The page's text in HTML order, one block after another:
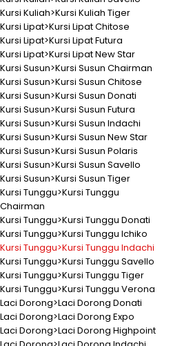
Kursi Kuliah>Kursi Kuliah Tiger
Kursi Lipat>Kursi Lipat Chitose
Kursi Lipat>Kursi Lipat Futura
Kursi Lipat>Kursi Lipat New Star
Kursi Susun>Kursi Susun Chairman
Kursi Susun>Kursi Susun Chitose
Kursi Susun>Kursi Susun Donati
Kursi Susun>Kursi Susun Futura
Kursi Susun>Kursi Susun Indachi
Kursi Susun>Kursi Susun New Star
Kursi Susun>Kursi Susun Polaris
Kursi Susun>Kursi Susun Savello
Kursi Susun>Kursi Susun Tiger
Kursi Tunggu>Kursi Tunggu
Chairman
Kursi Tunggu>Kursi Tunggu Donati
Kursi Tunggu>Kursi Tunggu Ichiko
Kursi Tunggu>Kursi Tunggu Indachi
Kursi Tunggu>Kursi Tunggu Savello
Kursi Tunggu>Kursi Tunggu Tiger
Kursi Tunggu>Kursi Tunggu Verona
Laci Dorong>Laci Dorong Donati
Laci Dorong>Laci Dorong Expo
Laci Dorong>Laci Dorong Highpoint